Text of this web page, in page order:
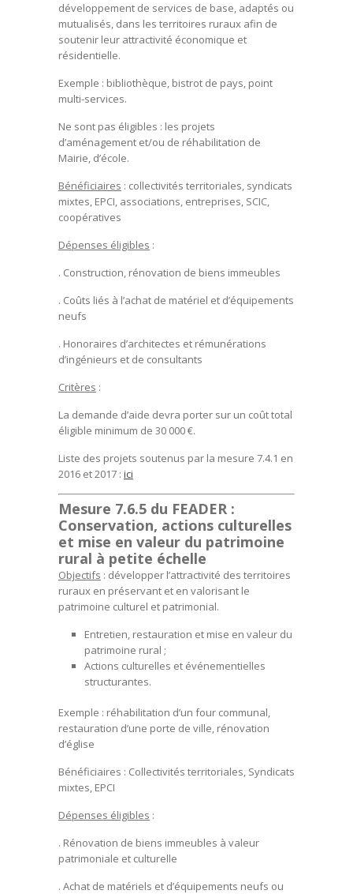
développement de services de base, adaptés ou
mutualisés, dans les territoires ruraux afin de
soutenir leur attractivité économique et
résidentielle.
Exemple : bibliothèque, bistrot de pays, point
multi-services.
Ne sont pas éligibles : les projets
d’aménagement et/ou de réhabilitation de
Mairie, d’école.
Bénéficiaires : collectivités territoriales, syndicats
mixtes, EPCI, associations, entreprises, SCIC,
coopératives
Dépenses éligibles :
. Construction, rénovation de biens immeubles
. Coûts liés à l’achat de matériel et d’équipements
neufs
. Honoraires d’architectes et rémunérations
d’ingénieurs et de consultants
Critères :
La demande d’aide devra porter sur un coût total
éligible minimum de 30 000 €.
Liste des projets soutenus par la mesure 7.4.1 en
2016 et 2017 : ici
Mesure 7.6.5 du FEADER :
Conservation, actions culturelles
et mise en valeur du patrimoine
rural à petite échelle
Objectifs : développer l’attractivité des territoires
ruraux en préservant et en valorisant le
patrimoine culturel et patrimonial.
Entretien, restauration et mise en valeur du
patrimoine rural ;
Actions culturelles et événementielles
structurantes.
Exemple : réhabilitation d’un four communal,
restauration d’une porte de ville, rénovation
d’église
Bénéficiaires : Collectivités territoriales, Syndicats
mixtes, EPCI
Dépenses éligibles :
. Rénovation de biens immeubles à valeur
patrimoniale et culturelle
. Achat de matériels et d’équipements neufs ou